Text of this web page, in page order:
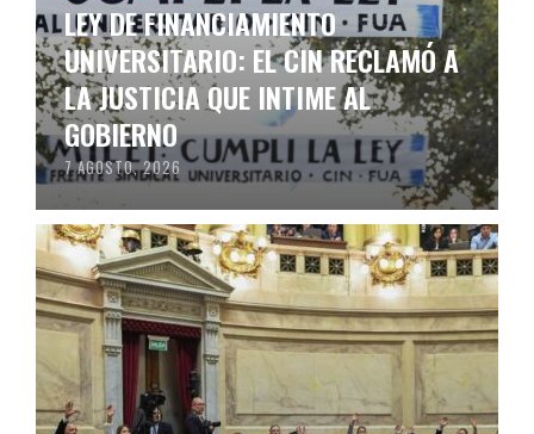
LEY DE FINANCIAMIENTO
UNIVERSITARIO: EL CIN RECLAMÓ A
LA JUSTICIA QUE INTIME AL
GOBIERNO
7 AGOSTO, 2026